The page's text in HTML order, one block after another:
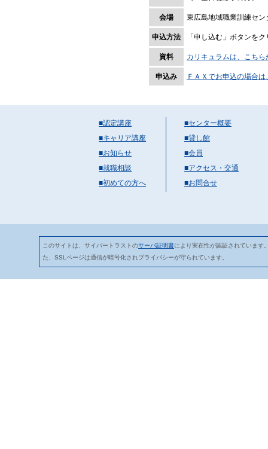
会場 東広島地域職業訓練セン
申込方法 「申し込む」ボタンを
資料 カリキュラムは、こち
申込み ＦＡＸでお申込の場合
■認定講座
■キャリア講座
■お知らせ
■就職相談
■初めての方へ
■センター概要
■貸し館
■会員
■アクセス・交通
■お問合せ
このサイトは、サイバートラストのサーバ証明書により実在性が認証されています
た、SSLページは通信が暗号化されプライバシーが守られています。